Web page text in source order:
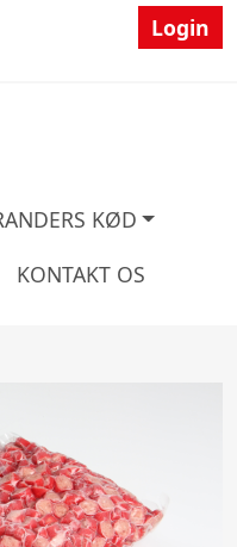
Login
KØD
KONTAKT OS